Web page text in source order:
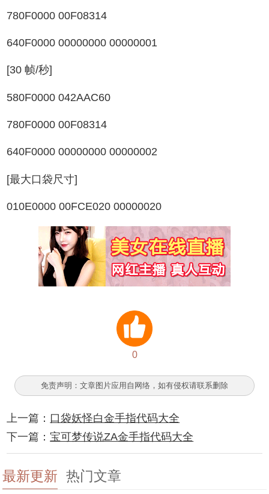
780F0000 00F08314
640F0000 00000000 00000001
[30 帧/秒]
580F0000 042AAC60
780F0000 00F08314
640F0000 00000000 00000002
[最大口袋尺寸]
010E0000 00FCE020 00000020
0
免责声明：文章图片应用自网络，如有侵权请联系删除
上一篇： 口袋妖怪白金手指代码大全
下一篇： 宝可梦传说ZA金手指代码大全
最新更新 热门文章